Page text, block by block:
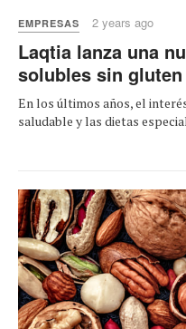
EMPRESAS 2 years ago
Laqtia lanza una
solubles sin gluten
En los últimos años, el
saludable y las dietas